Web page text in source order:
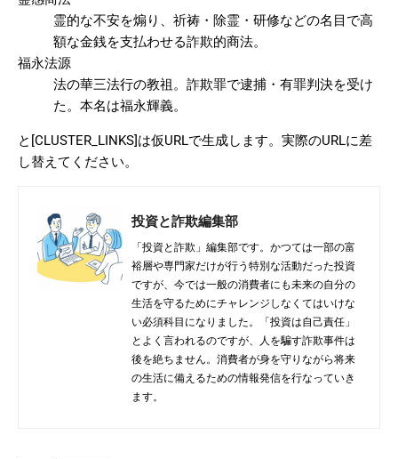
霊的な不安を煽り、祈祷・除霊・研修などの名目で高
額な金銭を支払わせる詐欺的商法。
福永法源
法の華三法行の教祖。詐欺罪で逮捕・有罪判決を受け
た。本名は福永輝義。
と[CLUSTER_LINKS]は仮URLで生成します。実際のURLに差
し替えてください。
投資と詐欺編集部
「投資と詐欺」編集部です。かつては一部の富
裕層や専門家だけが行う特別な活動だった投資
ですが、今では一般の消費者にも未来の自分の
生活を守るためにチャレンジしなくてはいけな
い必須科目になりました。「投資は自己責任」
とよく言われるのですが、人を騙す詐欺事件は
後を絶ちません。消費者が身を守りながら将来
の生活に備えるための情報発信を行なっていき
ます。